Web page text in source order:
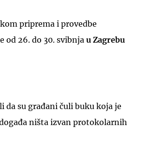
priprema i provedbe
od 26. do 30. svibnjau Zagrebu
da su građani čuli buku koja je
ništa izvan protokolarnih